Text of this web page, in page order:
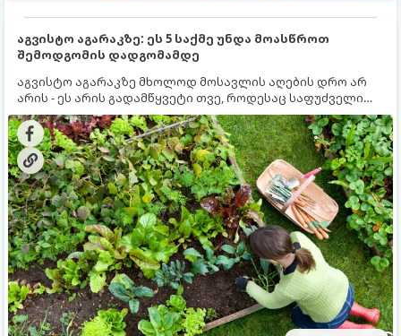
აგვისტო აგარაკზე: ეს 5 საქმე უნდა მოასწროთ
შემოდგომის დადგომამდე
აგვისტო აგარაკზე მხოლოდ მოსავლის აღების დრო არ
არის - ეს არის გადამწყვეტი თვე, როდესაც საფუძველი
ეყრება მომავალი წლის მოსავალს და ბაღი მზადდება
შემოდგომა-ზამთრის სეზონისთვის. იმისათვის, რომ
ნიადაგმა ენერგია აღიდგინოს, ხოლო მცენარეებმა
ზამთარს გაუძლონ, აგვისტოს ბოლომდე 5
მნიშვნელოვანი საქმის გაკეთება უნდა მოასწროთ: